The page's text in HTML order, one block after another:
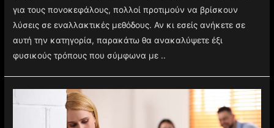
για τους πονοκεφάλους, πολλοί προτιμούν να βρίσκουν
λύσεις σε εναλλακτικές μεθόδους. Αν κι εσείς ανήκετε σε
αυτή την κατηγορία, παρακάτω θα ανακαλύψετε έξι
φυσικούς τρόπους που σύμφωνα με ..